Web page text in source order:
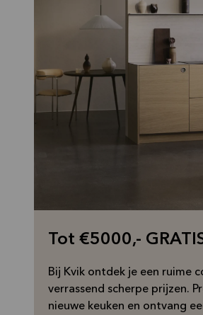
Tot €5000,-
Bij Kvik ontdek je een ruime
verrassend scherpe prijzen.
nieuwe keuken en ontvang